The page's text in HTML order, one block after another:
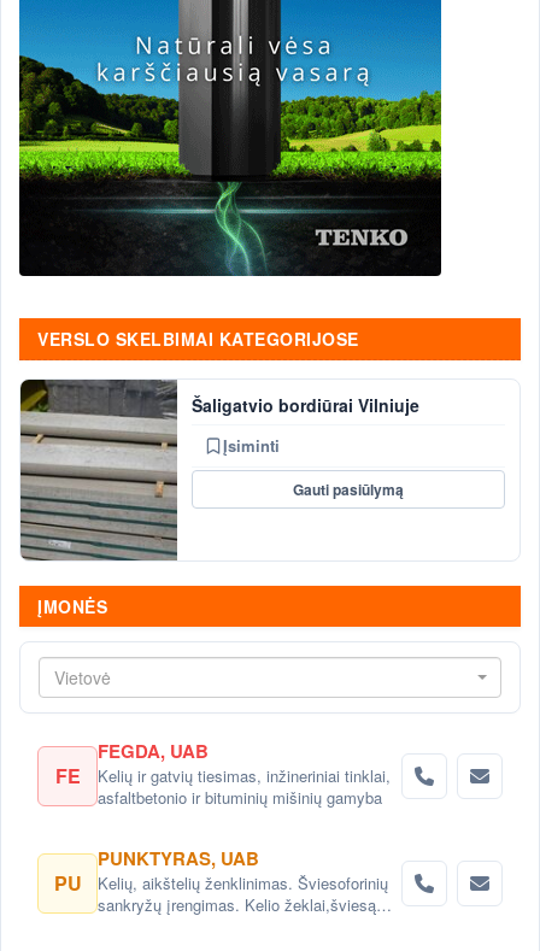
VERSLO SKELBIMAI KATEGORIJOSE
Šaligatvio bordiūrai Vilniuje
Įsiminti
Gauti pasiūlymą
ĮMONĖS
Vietovė
FE
FEGDA, UAB
Kelių ir gatvių tiesimas, inžineriniai tinklai,
asfaltbetonio ir bituminių mišinių gamyba
PU
PUNKTYRAS, UAB
Kelių, aikštelių ženklinimas. Šviesoforinių
sankryžų įrengimas. Kelio žeklai,šviesą